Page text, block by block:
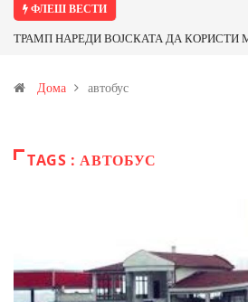
ФЛЕШ ВЕСТИ
ТРАМП НАРЕДИ ВОЈСКАТА ДА КОРИСТИ
Иловица и со антимонот?
Дома автобус
TAGS : АВТОБУС